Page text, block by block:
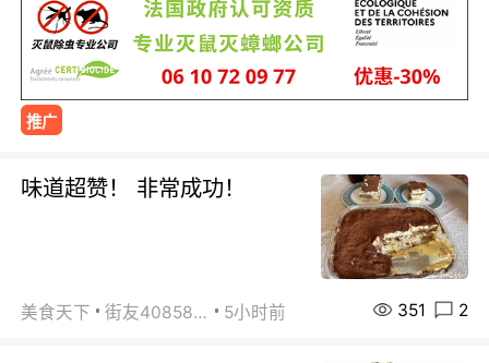
推广
味道超赞！ 非常成功！
美食天下 街友40858442 5小时前 351 2